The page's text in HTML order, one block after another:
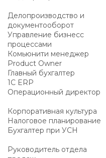
Делопроизводство и
документооборот
Управление бизнесс
процессами
Комьюнити менеджер
Product Owner
Главный бухгалтер
1С ERP
Операционный директор
Корпоративная культура
Налоговое планирование
Бухгалтер при УСН
Руководитель отдела